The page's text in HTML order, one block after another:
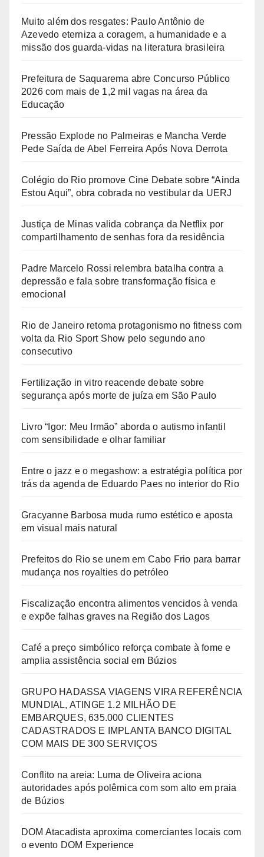
Muito além dos resgates: Paulo Antônio de
Azevedo eterniza a coragem, a humanidade e a
missão dos guarda-vidas na literatura brasileira
Prefeitura de Saquarema abre Concurso Público
2026 com mais de 1,2 mil vagas na área da
Educação
Pressão Explode no Palmeiras e Mancha Verde
Pede Saída de Abel Ferreira Após Nova Derrota
Colégio do Rio promove Cine Debate sobre “Ainda
Estou Aqui”, obra cobrada no vestibular da UERJ
Justiça de Minas valida cobrança da Netflix por
compartilhamento de senhas fora da residência
Padre Marcelo Rossi relembra batalha contra a
depressão e fala sobre transformação física e
emocional
Rio de Janeiro retoma protagonismo no fitness com
volta da Rio Sport Show pelo segundo ano
consecutivo
Fertilização in vitro reacende debate sobre
segurança após morte de juíza em São Paulo
Livro “Igor: Meu Irmão” aborda o autismo infantil
com sensibilidade e olhar familiar
Entre o jazz e o megashow: a estratégia política por
trás da agenda de Eduardo Paes no interior do Rio
Gracyanne Barbosa muda rumo estético e aposta
em visual mais natural
Prefeitos do Rio se unem em Cabo Frio para barrar
mudança nos royalties do petróleo
Fiscalização encontra alimentos vencidos à venda
e expõe falhas graves na Região dos Lagos
Café a preço simbólico reforça combate à fome e
amplia assistência social em Búzios
GRUPO HADASSA VIAGENS VIRA REFERÊNCIA
MUNDIAL, ATINGE 1.2 MILHÃO DE
EMBARQUES, 635.000 CLIENTES
CADASTRADOS E IMPLANTA BANCO DIGITAL
COM MAIS DE 300 SERVIÇOS
Conflito na areia: Luma de Oliveira aciona
autoridades após polêmica com som alto em praia
de Búzios
DOM Atacadista aproxima comerciantes locais com
o evento DOM Experience